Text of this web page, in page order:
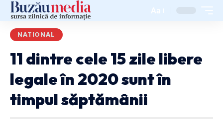
Aa
NATIONAL
11 dintre cele 15 zile libere
legale în 2020 sunt în
timpul săptămânii